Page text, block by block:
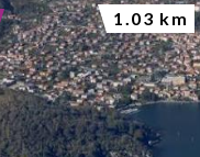
1.03 km